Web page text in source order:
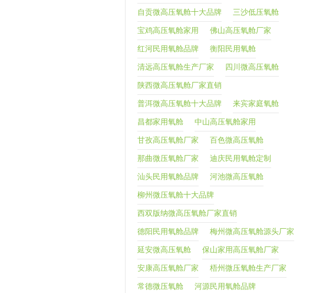
自贡微高压氧舱十大品牌 三沙低压氧舱
宝鸡高压氧舱家用 佛山高压氧舱厂家
红河民用氧舱品牌 衡阳民用氧舱
清远高压氧舱生产厂家 四川微高压氧舱
陕西微高压氧舱厂家直销
普洱微高压氧舱十大品牌 来宾家庭氧舱
昌都家用氧舱 中山高压氧舱家用
甘孜高压氧舱厂家 百色微高压氧舱
那曲微压氧舱厂家 迪庆民用氧舱定制
汕头民用氧舱品牌 河池微高压氧舱
柳州微压氧舱十大品牌
西双版纳微高压氧舱厂家直销
德阳民用氧舱品牌 梅州微高压氧舱源头厂家
延安微高压氧舱 保山家用高压氧舱厂家
安康高压氧舱厂家 梧州微压氧舱生产厂家
常德微压氧舱 河源民用氧舱品牌